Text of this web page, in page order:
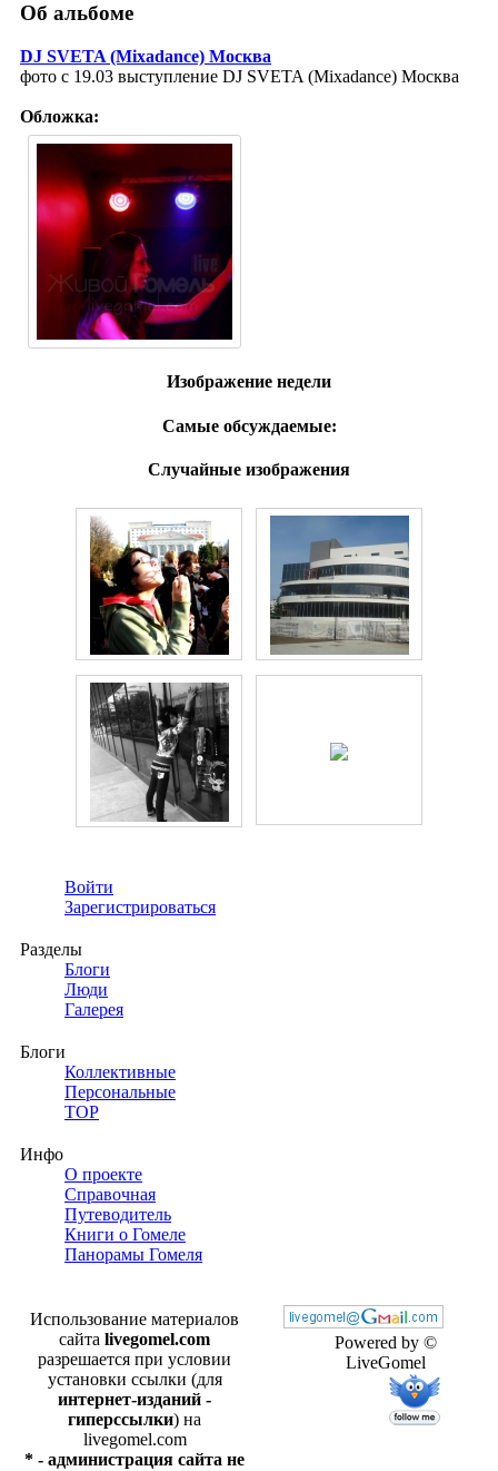
Об альбоме
DJ SVETA (Mixadance) Москва
фото с 19.03 выступление DJ SVETA (Mixadance) Москва
Обложка:
Изображение недели
Самые обсуждаемые:
Случайные изображения
Войти
Зарегистрироваться
Разделы
Блоги
Люди
Галерея
Блоги
Коллективные
Персональные
TOP
Инфо
О проекте
Справочная
Путеводитель
Книги о Гомеле
Панорамы Гомеля
Powered by ©
LiveGomel
Использование материалов
сайта livegomel.com
разрешается при условии
установки ссылки (для
интернет-изданий -
гиперссылки) на
livegomel.com
* - администрация сайта не